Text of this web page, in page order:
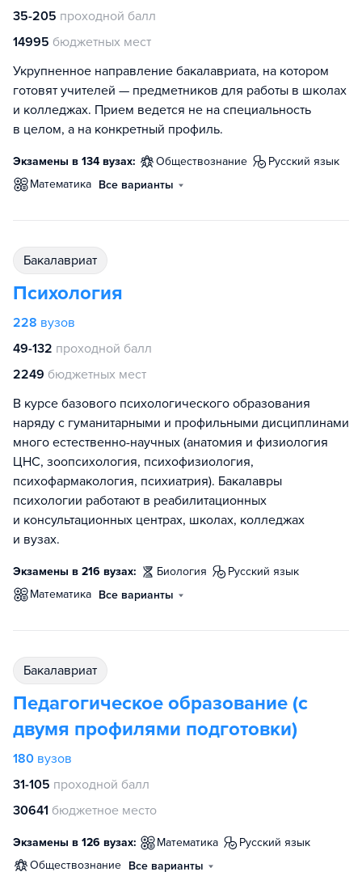
35-205 проходной балл
14995 бюджетных мест
Укрупненное направление бакалавриата, на котором
готовят учителей — предметников для работы в школах
и колледжах. Прием ведется не на специальность
в целом, а на конкретный профиль.
Экзамены в 134 вузах: обществознание
русский язык
математика Все варианты
бакалавриат
Психология
228 вузов
49-132 проходной балл
2249 бюджетных мест
В курсе базового психологического образования
наряду с гуманитарными и профильными дисциплинами
много естественно-научных (анатомия и физиология
ЦНС, зоопсихология, психофизиология,
психофармакология, психиатрия). Бакалавры
психологии работают в реабилитационных
и консультационных центрах, школах, колледжах
и вузах.
Экзамены в 216 вузах: биология
русский язык
математика Все варианты
бакалавриат
Педагогическое образование (с
двумя профилями подготовки)
180 вузов
31-105 проходной балл
30641 бюджетное место
Экзамены в 126 вузах: математика
русский язык
обществознание Все варианты